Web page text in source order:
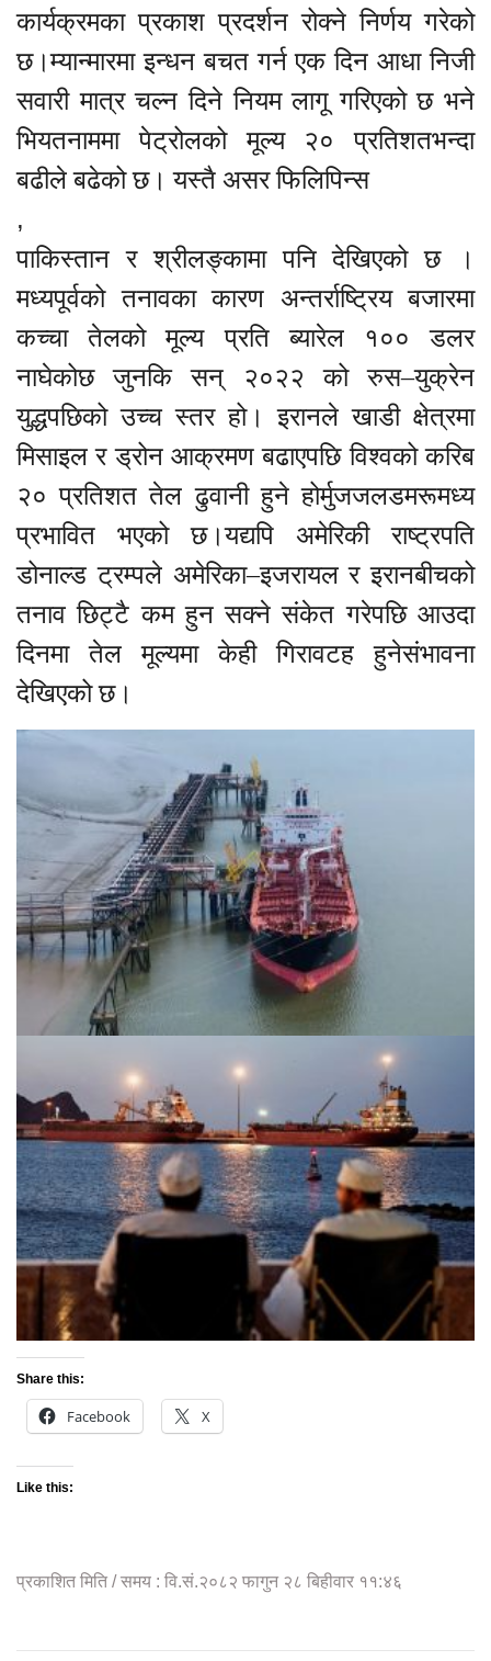
कार्यक्रमका प्रकाश प्रदर्शन रोक्ने निर्णय गरेको
छ।म्यान्मारमा इन्धन बचत गर्न एक दिन आधा निजी
सवारी मात्र चल्न दिने नियम लागू गरिएको छ भने
भियतनाममा पेट्रोलको मूल्य २० प्रतिशतभन्दा
बढीले बढेको छ। यस्तै असर फिलिपिन्स
,
पाकिस्तान र श्रीलङ्कामा पनि देखिएको छ ।
मध्यपूर्वको तनावका कारण अन्तर्राष्ट्रिय बजारमा
कच्चा तेलको मूल्य प्रति ब्यारेल १०० डलर
नाघेकोछ जुनकि सन् २०२२ को रुस–युक्रेन
युद्धपछिको उच्च स्तर हो। इरानले खाडी क्षेत्रमा
मिसाइल र ड्रोन आक्रमण बढाएपछि विश्वको करिब
२० प्रतिशत तेल ढुवानी हुने होर्मुजजलडमरूमध्य
प्रभावित भएको छ।यद्यपि अमेरिकी राष्ट्रपति
डोनाल्ड ट्रम्पले अमेरिका–इजरायल र इरानबीचको
तनाव छिट्टै कम हुन सक्ने संकेत गरेपछि आउदा
दिनमा तेल मूल्यमा केही गिरावटह हुनेसंभावना
देखिएको छ।
Share this:
Facebook X
Like this:
प्रकाशित मिति / समय : वि.सं.२०८२ फागुन २८ बिहीवार ११:४६